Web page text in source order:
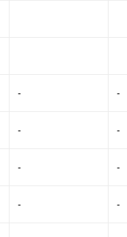
- -
- -
- -
- -